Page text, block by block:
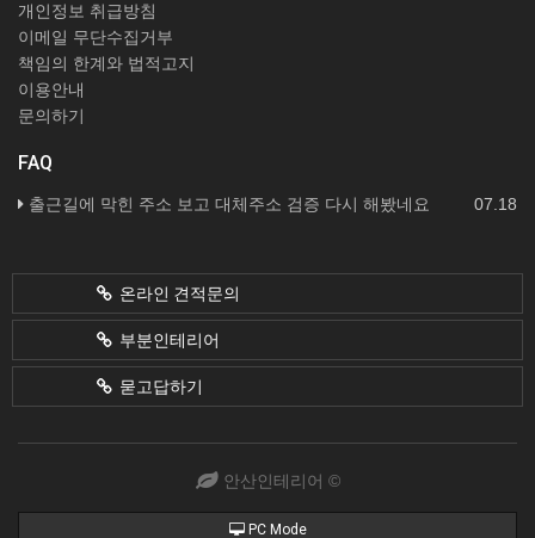
개인정보 취급방침
이메일 무단수집거부
책임의 한계와 법적고지
이용안내
문의하기
FAQ
07.18
출근길에 막힌 주소 보고 대체주소 검증 다시 해봤네요
온라인 견적문의
부분인테리어
묻고답하기
안산인테리어 ©
PC Mode